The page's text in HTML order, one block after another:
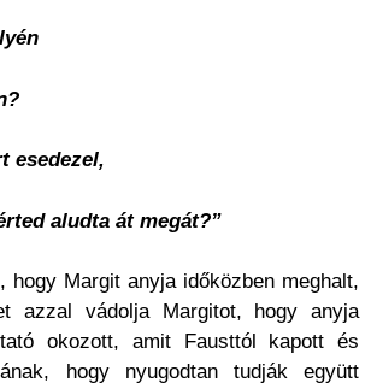
esedezel,
aludta át megát?”
hogy Margit anyja időközben meghalt,
azzal vádolja Margitot, hogy anyja
okozott, amit Fausttól kapott és
hogy nyugodtan tudják együtt